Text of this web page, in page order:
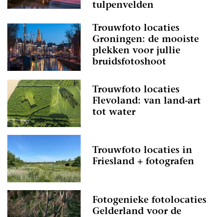
tulpenvelden
Trouwfoto locaties
Groningen: de mooiste
plekken voor jullie
bruidsfotoshoot
Trouwfoto locaties
Flevoland: van land-art
tot water
Trouwfoto locaties in
Friesland + fotografen
Fotogenieke fotolocaties
Gelderland voor de